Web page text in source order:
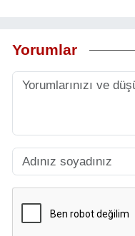
Yorumlar